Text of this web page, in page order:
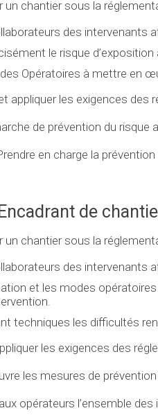
chantier sous la
des intervenants
le risque
Opératoires à mettre en
appliquer les exigences
de prévention du risque
en charge la
de
chantier sous la
des intervenants
et les modes
techniques les difficultés
les exigences des
les mesures de
opérateurs l’ensemble